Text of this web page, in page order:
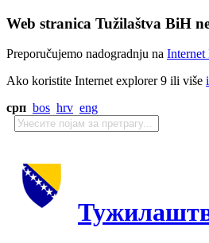
Web stranica Tužilaštva BiH
Preporučujemo nadogradnju na Internet
Ako koristite Internet explorer 9 ili više
срп bos hrv eng